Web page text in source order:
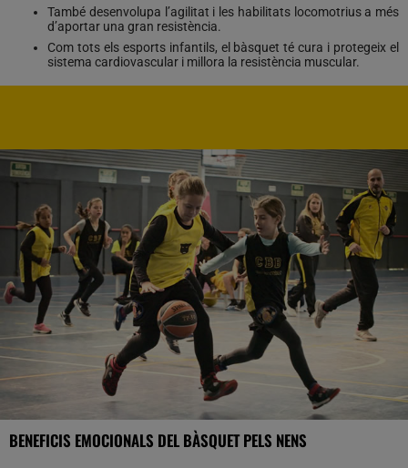
També desenvolupa l’agilitat i les habilitats locomotrius a més
d’aportar una gran resistència.
Com tots els esports infantils, el bàsquet té cura i protegeix el
sistema cardiovascular i millora la resistència muscular.
BENEFICIS EMOCIONALS DEL BÀSQUET PELS NENS